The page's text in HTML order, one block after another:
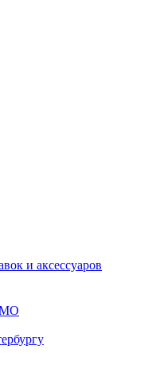
и аксессуаров
МО